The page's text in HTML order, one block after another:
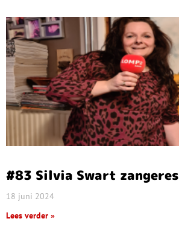
#83 Silvia Swart zangeres
18 juni 2024
Lees verder »